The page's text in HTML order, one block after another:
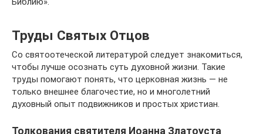
Труды Святых Отцов
Со святоотеческой литературой следует знакомиться,
чтобы лучше осознать суть духовной жизни. Такие
труды помогают понять, что церковная жизнь — не
только внешнее благочестие, но и многолетний
духовный опыт подвижников и простых христиан.
Толкования святителя Иоанна Златоуста